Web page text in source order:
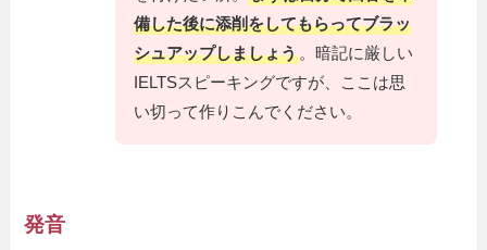
備した後に添削をしてもらってブラッ
シュアップしましょう 。暗記に厳しい
IELTSスピーキングですが、ここは思
い切って作りこんでください。
発音